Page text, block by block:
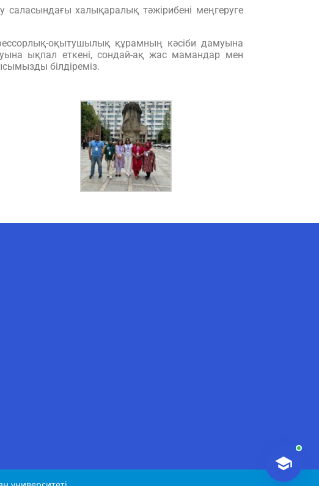
халықаралық тәжірибені меңгеруге
оқытушылық құрамның кәсіби дамуына
ықпал еткені, сондай-ақ жас мамандар мен
білдіреміз.
Amanzholov University көмекшісі